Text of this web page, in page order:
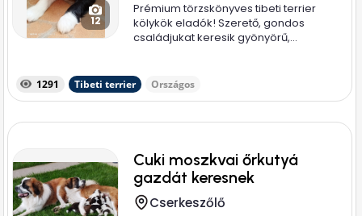
12
Prémium törzskönyves tibeti terrier
kölykök eladók! Szerető, gondos
családjukat keresik gyönyörű,...
1291 Tibeti terrier Országos
Cuki moszkvai őrkutyá
gazdát keresnek
Cserkeszőlő